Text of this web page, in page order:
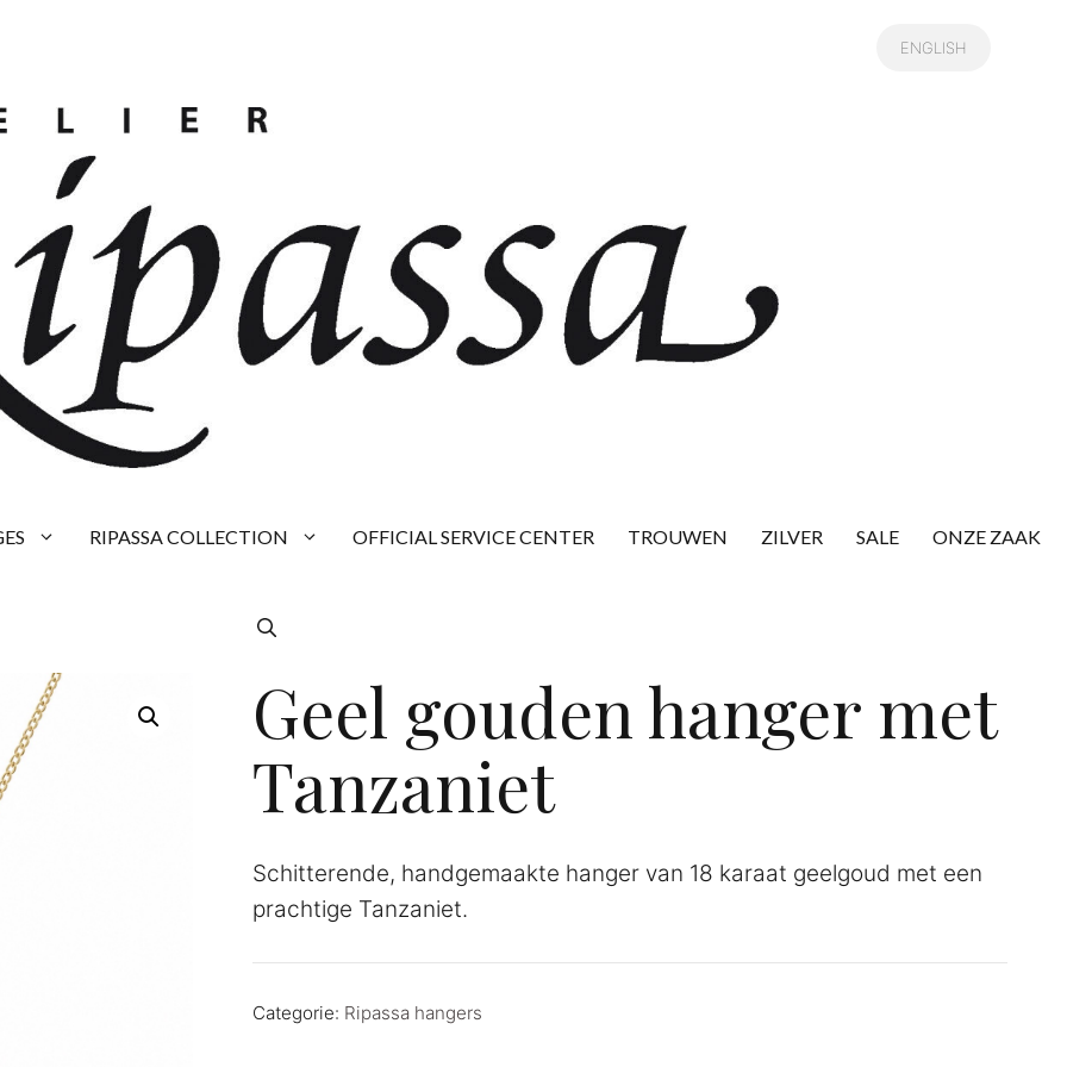
ENGLISH
RIPASSA COLLECTION OFFICIAL SERVICE CENTER TROUWEN ZILVER SALE ONZE ZAAK
Geel gouden hanger met
Tanzaniet
Schitterende, handgemaakte hanger van 18 karaat geelgoud met een
prachtige Tanzaniet.
Categorie: Ripassa hangers